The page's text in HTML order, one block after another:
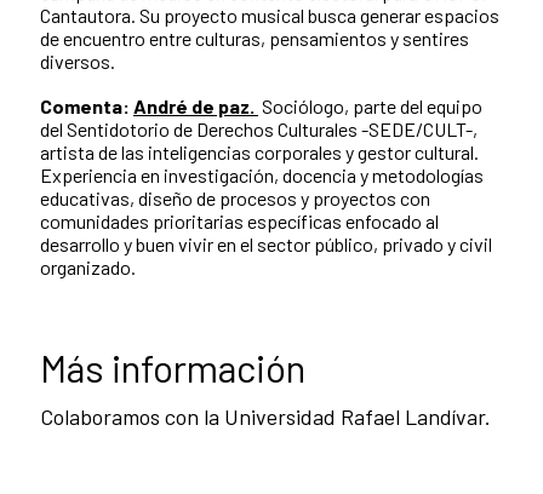
Cantautora. Su proyecto musical busca generar espacios
de encuentro entre culturas, pensamientos y sentires
diversos.
Comenta: André de paz. Sociólogo, parte del equipo
del Sentidotorio de Derechos Culturales -SEDE/CULT-,
artista de las inteligencias corporales y gestor cultural.
Experiencia en investigación, docencia y metodologías
educativas, diseño de procesos y proyectos con
comunidades prioritarias específicas enfocado al
desarrollo y buen vivir en el sector público, privado y civil
organizado.
Más información
Colaboramos con la Universidad Rafael Landívar.